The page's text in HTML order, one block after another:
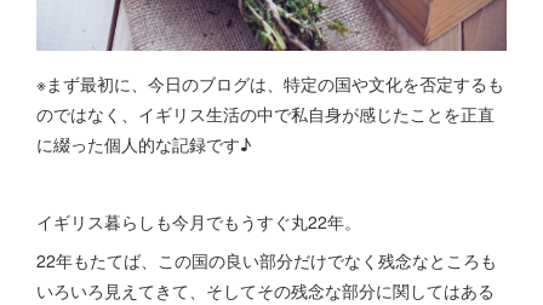
※まず最初に、今日のブログは、特定の国や文化を否定するも
のではなく、イギリス生活の中で私自身が感じたことを正直
に綴った個人的な記録です♪
イギリス暮らしも今月でもうすぐ丸22年。
22年もたてば、この国の良い部分だけでなく残念なところも
いろいろ見えてきて、そしてその残念な部分に関してはある